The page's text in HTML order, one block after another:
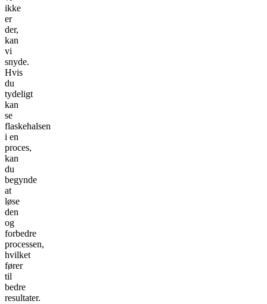
ikke
er
der,
kan
vi
snyde.
Hvis
du
tydeligt
kan
se
flaskehalsen
i en
proces,
kan
du
begynde
at
løse
den
og
forbedre
processen,
hvilket
fører
til
bedre
resultater.